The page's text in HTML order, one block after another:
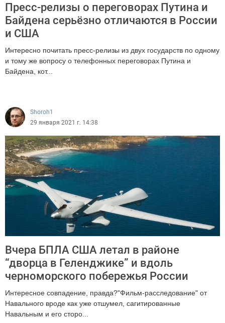
Пресс-релизы о переговорах Путина и
Байдена серьёзно отличаются в России
и США
Интересно почитать пресс-релизы из двух государств по одному
и тому же вопросу о телефонных переговорах Путина и
Байдена, кот...
Shoroh1
29 января 2021 г. 14:38
Вчера БПЛА США летал в районе
“дворца в Геленджике” и вдоль
черноморского побережья России
Интересное совпадение, правда?"Фильм-расследование" от
Навального вроде как уже отшумел, сагитированные
Навальным и его сторо...